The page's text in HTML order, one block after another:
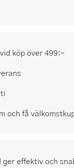
köp över 499:-
och få
ger effektiv och